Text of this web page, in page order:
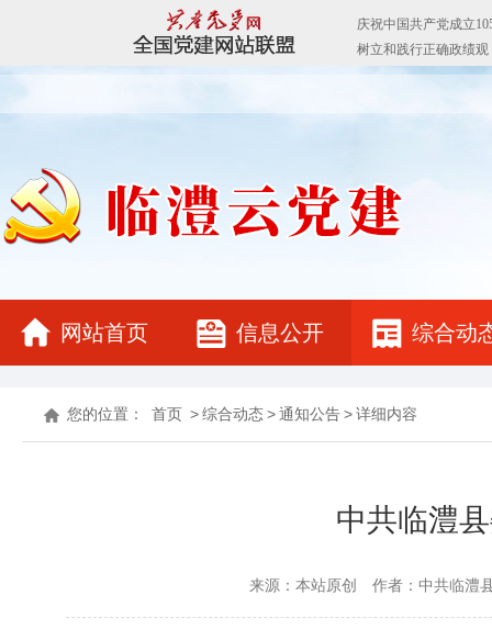
网站首页 信息公开 综合动
您的位置： 首页 >综合动态>通知公告>详细内容
中共临澧
来源：本站原创 作者：中共临澧